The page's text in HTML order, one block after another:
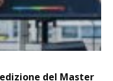
del Master